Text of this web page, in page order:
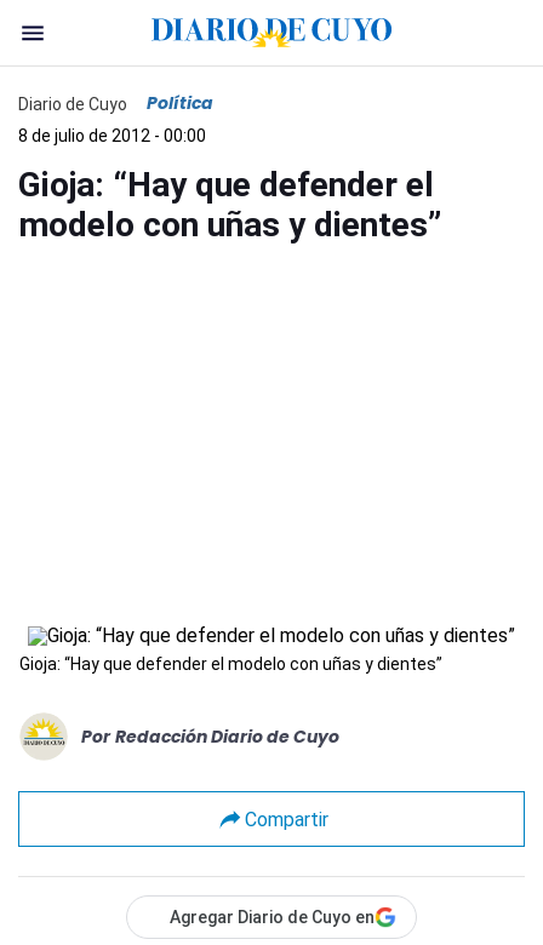
Diario de Cuyo Política
8 de julio de 2012 - 00:00
Gioja: “Hay que defender el
modelo con uñas y dientes”
Gioja: “Hay que defender el modelo con uñas y dientes”
Por Redacción Diario de Cuyo
Compartir
Agregar Diario de Cuyo en